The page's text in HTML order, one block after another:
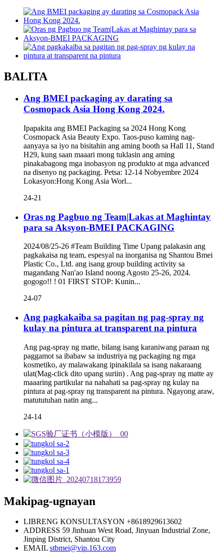
BALITA
Ang BMEI packaging ay darating sa
Cosmopack Asia Hong Kong 2024.
Ipapakita ang BMEI Packaging sa 2024 Hong Kong
Cosmopack Asia Beauty Expo. Taos-puso kaming nag-
aanyaya sa iyo na bisitahin ang aming booth sa Hall 11, Stand
H29, kung saan maaari mong tuklasin ang aming
pinakabagong mga inobasyon ng produkto at mga advanced
na disenyo ng packaging. Petsa: 12-14 Nobyembre 2024
Lokasyon:Hong Kong Asia Worl...
24-21
Oras ng Pagbuo ng Team|Lakas at Maghintay
para sa Aksyon-BMEI PACKAGING
2024/08/25-26 #Team Building Time Upang palakasin ang
pagkakaisa ng team, espesyal na inorganisa ng Shantou Bmei
Plastic Co., Ltd. ang isang group building activity sa
magandang Nan'ao Island noong Agosto 25-26, 2024.
gogogo!! ! 01 FIRST STOP: Kunin...
24-07
Ang pagkakaiba sa pagitan ng pag-spray ng
kulay na pintura at transparent na pintura
Ang pag-spray ng matte, bilang isang karaniwang paraan ng
paggamot sa ibabaw sa industriya ng packaging ng mga
kosmetiko, ay malawakang ipinakilala sa isang nakaraang
ulat(Mag-click dito upang suriin) . Ang pag-spray ng matte ay
maaaring partikular na nahahati sa pag-spray ng kulay na
pintura at pag-spray ng transparent na pintura. Ngayong araw,
matututuhan natin ang...
24-14
Makipag-ugnayan
LIBRENG KONSULTASYON +8618929613602
ADDRESS 59 Jinhuan West Road, Jinyuan Industrial Zone,
Jinping District, Shantou City
EMAIL stbmei@vip.163.com